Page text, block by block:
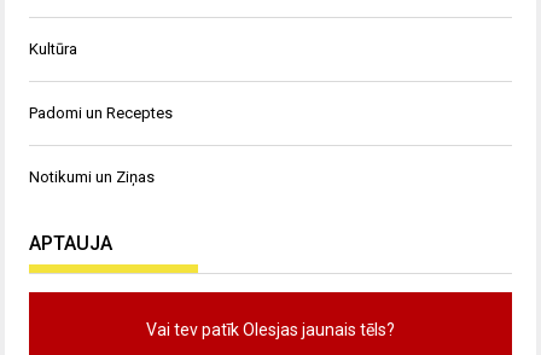
Kultūra
Padomi un Receptes
Notikumi un Ziņas
APTAUJA
Vai tev patīk Olesjas jaunais tēls?